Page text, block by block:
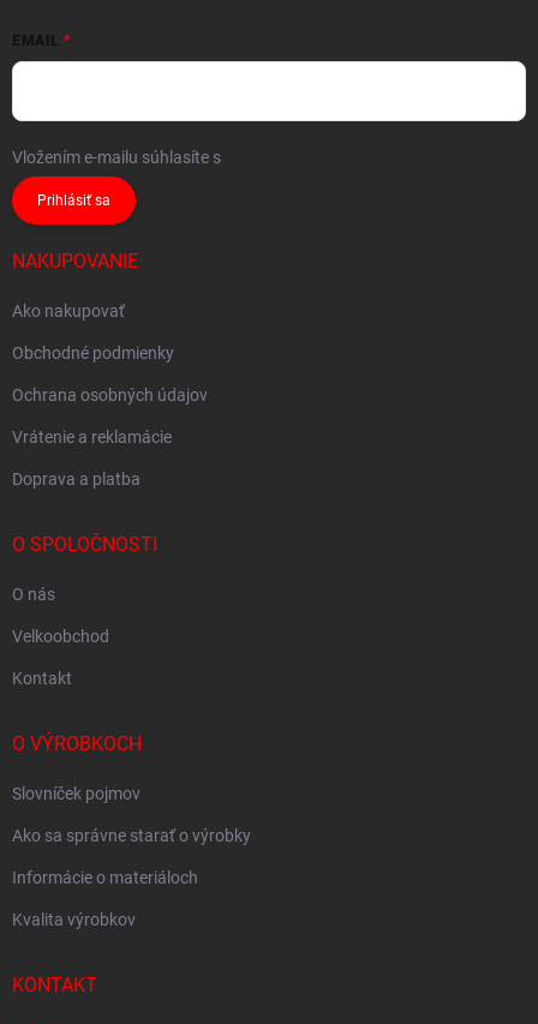
EMAIL
Vložením e-mailu súhlasíte s
Prihlásiť sa
NAKUPOVANIE
Ako nakupovať
Obchodné podmienky
Ochrana osobných údajov
Vrátenie a reklamácie
Doprava a platba
O SPOLOČNOSTI
O nás
Velkoobchod
Kontakt
O VÝROBKOCH
Slovníček pojmov
Ako sa správne starať o výrobky
Informácie o materiáloch
Kvalita výrobkov
KONTAKT